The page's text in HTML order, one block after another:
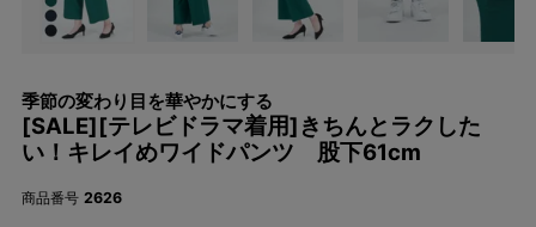
季節の変わり目を華やかにする
[SALE][テレビドラマ着用]きちんとラクした
い！キレイめワイドパンツ 股下61cm
商品番号 2626